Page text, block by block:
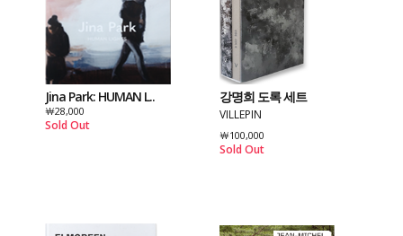
Jina Park: HUMAN L..
￦28,000
Sold Out
강명희 도록 세트
VILLEPIN
￦100,000
Sold Out